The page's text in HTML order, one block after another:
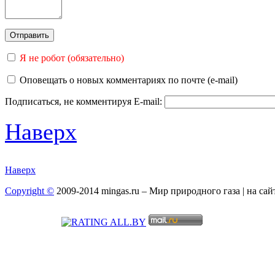
Я не робот (обязательно)
Оповещать о новых комментариях по почте (e-mail)
Подписаться, не комментируя E-mail:
Наверх
Наверх
Copyright © 2009-2014 mingas.ru – Мир природного газа | на